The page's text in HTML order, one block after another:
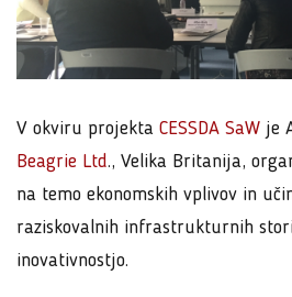
V okviru projekta CESSDA SaW je
Beagrie Ltd., Velika Britanija,
na temo ekonomskih vplivov in
raziskovalnih infrastrukturnih
inovativnostjo.